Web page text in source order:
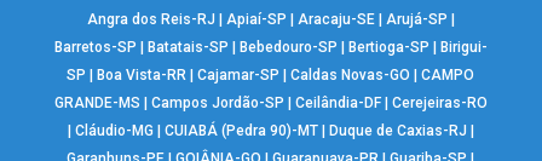
Angra dos Reis-RJ Apiaí-SP Aracaju-SE| Arujá-SP
Barretos-SP
Batatais-SP Bebedouro-SP Bertioga-SP
Birigui-
SP
Boa Vista-RR |Cajamar-SP |Caldas Novas-GO |CAMPO
GRANDE-MS
Campos Jordão-SP Ceilândia-DF| Cerejeiras-RO
Cláudio-MG CUIABÁ (Pedra 90)-MT| Duque de Caxias-RJ